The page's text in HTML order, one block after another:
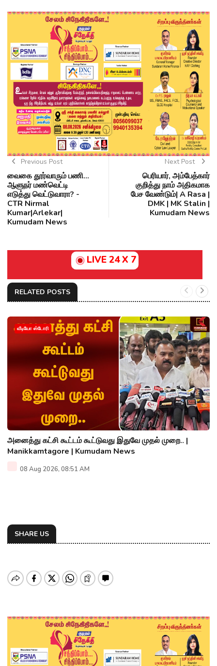
Previous Post
வைகை தூர்வாரும் பணி...
ஆளுநர் மண்வெட்டி
எடுத்து வெட்டுவாரா? -
CTR Nirmal
Kumar|Arlekar|
Kumudam News
Next Post
பெரியார், அம்பேத்கார்
குறித்து நாம் அதிகமாக
பேச வேண்டும்| A Rasa |
DMK | MK Stalin |
Kumudam News
LIVE 24 X 7
RELATED POSTS
வீடியோ ஸ்டோரி
அனைத்து கட்சி கூட்டம் கூட்டுவது இதுவே முதல் முறை.. |
Manikkamtagore | Kumudam News
08 Aug 2026, 08:51 AM
SHARE US